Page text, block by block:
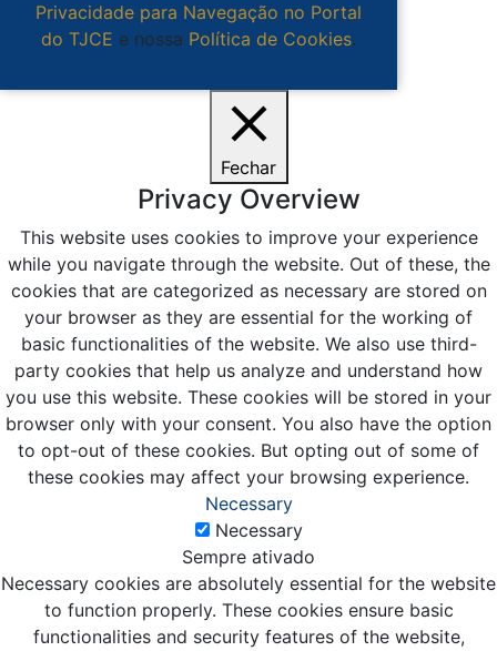
Privacidade para Navegação no Portal
do TJCE e nossa Política de Cookies.
Fechar
Privacy Overview
This website uses cookies to improve your experience
while you navigate through the website. Out of these, the
cookies that are categorized as necessary are stored on
your browser as they are essential for the working of
basic functionalities of the website. We also use third-
party cookies that help us analyze and understand how
you use this website. These cookies will be stored in your
browser only with your consent. You also have the option
to opt-out of these cookies. But opting out of some of
these cookies may affect your browsing experience.
Necessary
Necessary
Sempre ativado
Necessary cookies are absolutely essential for the website
to function properly. These cookies ensure basic
functionalities and security features of the website,